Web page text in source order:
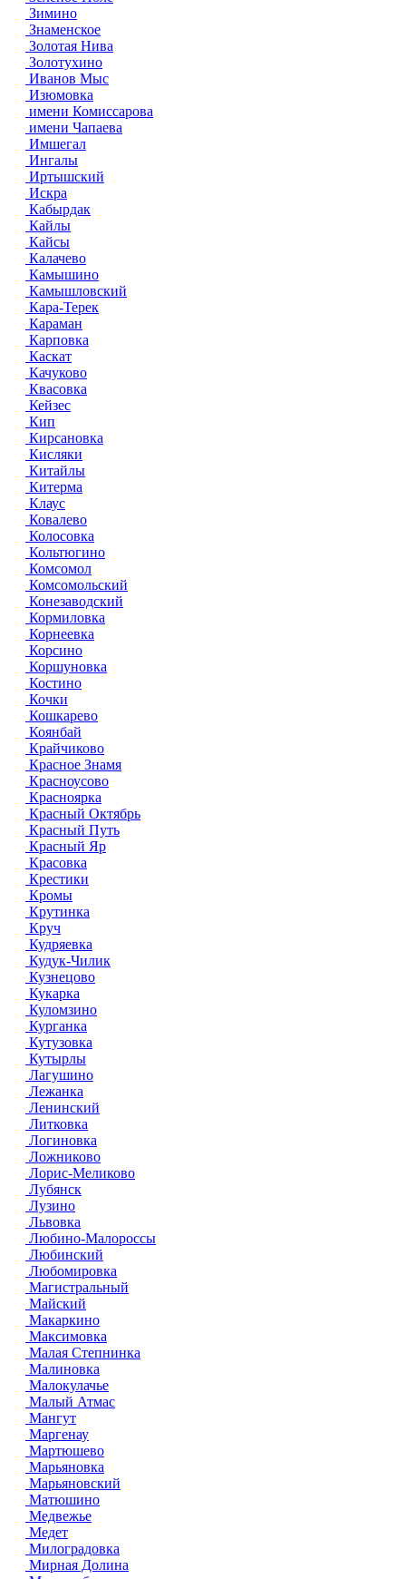
Зимино
Знаменское
Золотая Нива
Золотухино
Иванов Мыс
Изюмовка
имени Комиссарова
имени Чапаева
Имшегал
Ингалы
Иртышский
Искра
Кабырдак
Кайлы
Кайсы
Калачево
Камышино
Камышловский
Кара-Терек
Караман
Карповка
Каскат
Качуково
Квасовка
Кейзес
Кип
Кирсановка
Кисляки
Китайлы
Китерма
Клаус
Ковалево
Колосовка
Кольтюгино
Комсомол
Комсомольский
Конезаводский
Кормиловка
Корнеевка
Корсино
Коршуновка
Костино
Кочки
Кошкарево
Коянбай
Крайчиково
Красное Знамя
Красноусово
Красноярка
Красный Октябрь
Красный Путь
Красный Яр
Красовка
Крестики
Кромы
Крутинка
Круч
Кудряевка
Кудук-Чилик
Кузнецово
Кукарка
Куломзино
Курганка
Кутузовка
Кутырлы
Лагушино
Лежанка
Ленинский
Литковка
Логиновка
Ложниково
Лорис-Меликово
Лубянск
Лузино
Львовка
Любино-Малороссы
Любинский
Любомировка
Магистральный
Майский
Макаркино
Максимовка
Малая Степнинка
Малиновка
Малокулачье
Малый Атмас
Мангут
Маргенау
Мартюшево
Марьяновка
Марьяновский
Матюшино
Медвежье
Медет
Милоградовка
Мирная Долина